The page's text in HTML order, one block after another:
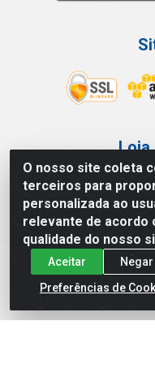
O nosso site coleta
terceiros para
personalizada ao
relevante de acordo
qualidade do nosso
Aceitar
Preferências de
Loja
Av Vautier,
Atef Distribuidora
Paulo/SP - CEP